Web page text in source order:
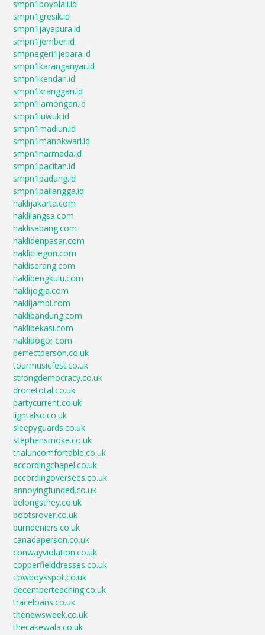
smpn1boyolali.id
smpn1gresik.id
smpn1jayapura.id
smpn1jember.id
smpnegeri1jepara.id
smpn1karanganyar.id
smpn1kendari.id
smpn1kranggan.id
smpn1lamongan.id
smpn1luwuk.id
smpn1madiun.id
smpn1manokwari.id
smpn1narmada.id
smpn1pacitan.id
smpn1padang.id
smpn1pailangga.id
haklijakarta.com
haklilangsa.com
haklisabang.com
haklidenpasar.com
haklicilegon.com
hakliserang.com
haklibengkulu.com
haklijogja.com
haklijambi.com
haklibandung.com
haklibekasi.com
haklibogor.com
perfectperson.co.uk
tourmusicfest.co.uk
strongdemocracy.co.uk
dronetotal.co.uk
partycurrent.co.uk
lightalso.co.uk
sleepyguards.co.uk
stephensmoke.co.uk
trialuncomfortable.co.uk
accordingchapel.co.uk
accordingoversees.co.uk
annoyingfunded.co.uk
belongsthey.co.uk
bootsrover.co.uk
burndeniers.co.uk
canadaperson.co.uk
conwayviolation.co.uk
copperfielddresses.co.uk
cowboysspot.co.uk
decemberteaching.co.uk
traceloans.co.uk
thenewsweek.co.uk
thecakewala.co.uk